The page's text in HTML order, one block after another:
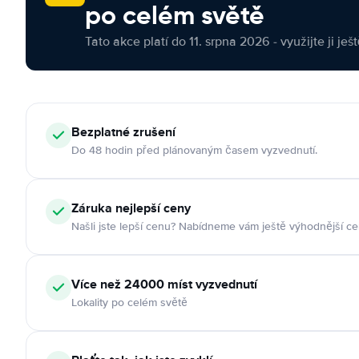
po celém světě
Tato akce platí do 11. srpna 2026 - využijte ji
Bezplatné zrušení
Do 48 hodin před plánovaným časem vyzvednutí.
Záruka nejlepší ceny
Našli jste lepší cenu? Nabídneme vám ještě výhodnější
Více než 24000 míst vyzvednutí
Lokality po celém světě